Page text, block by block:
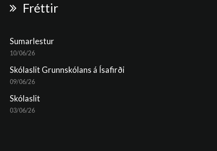
Fréttir
Sumarlestur
10/06/26
Skólaslit Grunnskólans á Ísafirði
09/06/26
Skólaslit
03/06/26